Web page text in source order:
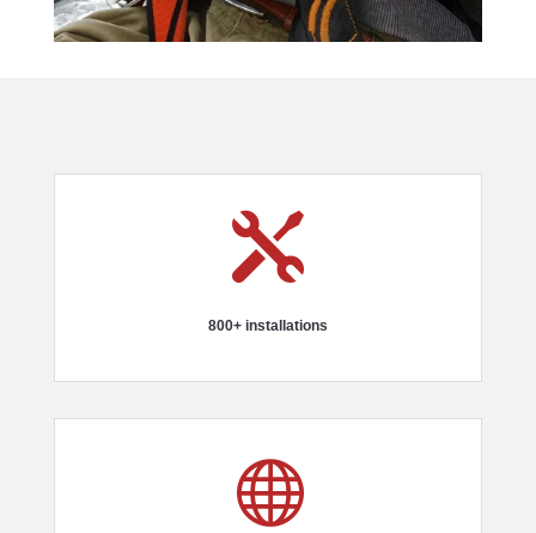

800+ installations
